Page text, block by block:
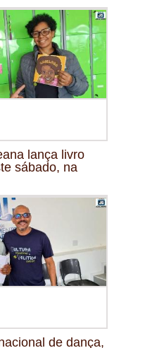
lança livro
sábado, na
de dança,